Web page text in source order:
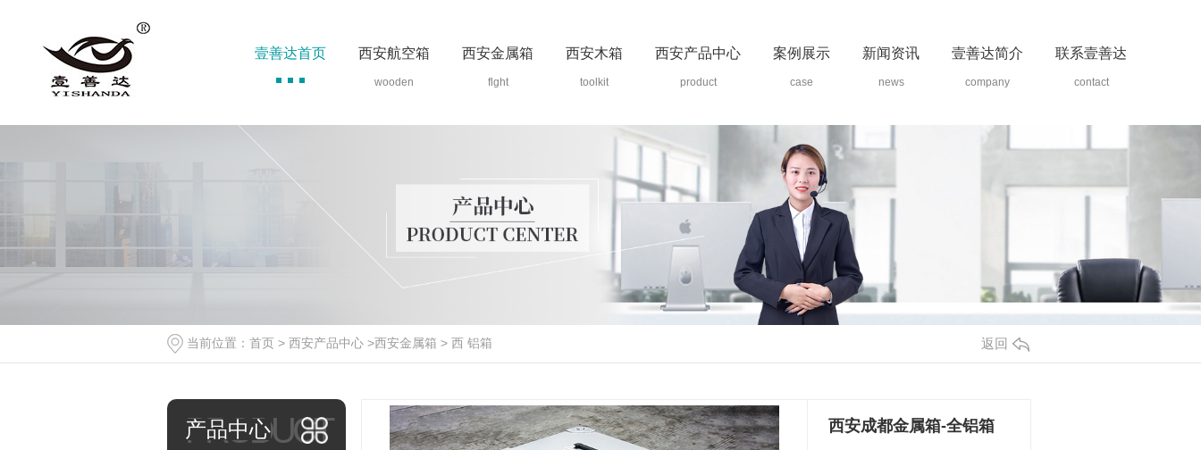
壹善达首页 西安航空箱
wooden
西安金属箱
flght
西安木箱
toolkit
西安产品中心
product
案例展示
case
新闻资讯
news
壹善达简介
company
联系壹善达
contact
当前位置： 首页 > 西安产品中心 >西安金属箱 > 西 铝箱 返回
PRODUCT
产品中心 西安成都金属箱-全铝箱